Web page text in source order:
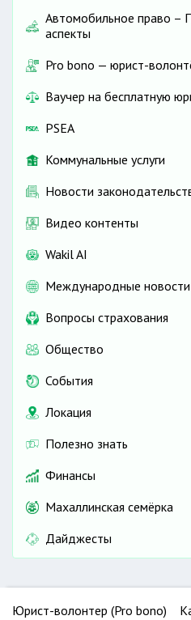
Автомобильное право –
аспекты
Pro bono — юрист-
Ваучер на бесплатную
PSEA
Коммунальные услуги
Новости
Видео контенты
Wakil AI
Международные новости
Вопросы страхования
Общество
События
Локация
Полезно знать
Финансы
Махаллинская семёрка
Дайджесты
Юрист-волонтер (Pro bono)